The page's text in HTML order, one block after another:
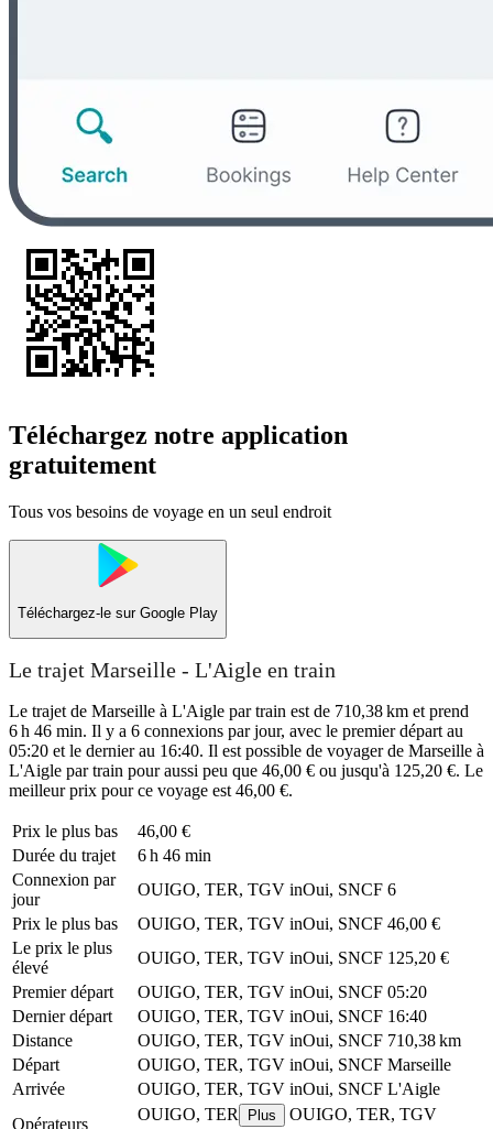
Téléchargez notre application
gratuitement
Tous vos besoins de voyage en un seul endroit
Téléchargez-le sur Google Play
Le trajet Marseille - L'Aigle en train
Le trajet de Marseille à L'Aigle par train est de 710,38 km et prend
6 h 46 min. Il y a 6 connexions par jour, avec le premier départ au
05:20 et le dernier au 16:40. Il est possible de voyager de Marseille à
L'Aigle par train pour aussi peu que 46,00 € ou jusqu'à 125,20 €. Le
meilleur prix pour ce voyage est 46,00 €.
Prix ​​le plus bas
46,00 €
Durée du trajet
6 h 46 min
Connexion par
jour
OUIGO, TER, TGV inOui, SNCF 6
Prix ​​le plus bas
OUIGO, TER, TGV inOui, SNCF 46,00 €
Le prix le plus
élevé
OUIGO, TER, TGV inOui, SNCF 125,20 €
Premier départ
OUIGO, TER, TGV inOui, SNCF 05:20
Dernier départ
OUIGO, TER, TGV inOui, SNCF 16:40
Distance
OUIGO, TER, TGV inOui, SNCF 710,38 km
Départ
OUIGO, TER, TGV inOui, SNCF Marseille
Arrivée
OUIGO, TER, TGV inOui, SNCF L'Aigle
Opérateurs
OUIGO, TER Plus
OUIGO, TER, TGV